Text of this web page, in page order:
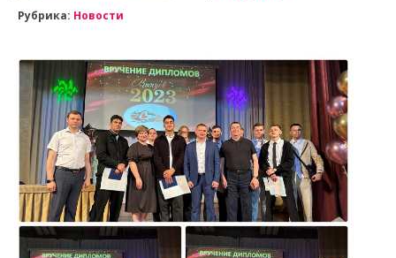
Рубрика: Новости